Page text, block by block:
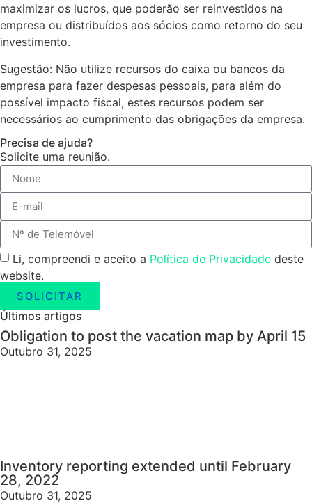
maximizar os lucros, que poderão ser reinvestidos na
empresa ou distribuídos aos sócios como retorno do seu
investimento.
Sugestão: Não utilize recursos do caixa ou bancos da
empresa para fazer despesas pessoais, para além do
possível impacto fiscal, estes recursos podem ser
necessários ao cumprimento das obrigações da empresa.
Precisa de ajuda?
Solicite uma reunião.
Li, compreendi e aceito a Política de Privacidade deste
website.
SOLICITAR
Últimos artigos
Obligation to post the vacation map by April 15
Outubro 31, 2025
Inventory reporting extended until February
28, 2022
Outubro 31, 2025